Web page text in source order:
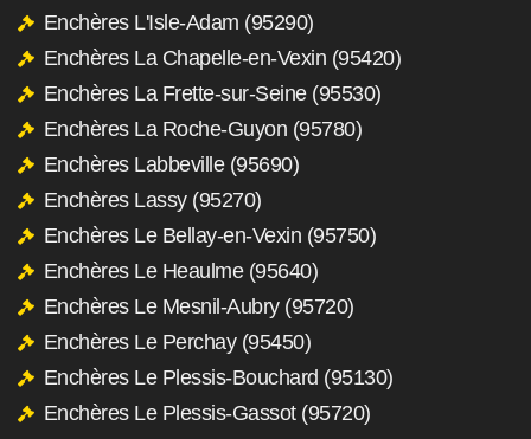
Enchères L'Isle-Adam (95290)
Enchères La Chapelle-en-Vexin (95420)
Enchères La Frette-sur-Seine (95530)
Enchères La Roche-Guyon (95780)
Enchères Labbeville (95690)
Enchères Lassy (95270)
Enchères Le Bellay-en-Vexin (95750)
Enchères Le Heaulme (95640)
Enchères Le Mesnil-Aubry (95720)
Enchères Le Perchay (95450)
Enchères Le Plessis-Bouchard (95130)
Enchères Le Plessis-Gassot (95720)